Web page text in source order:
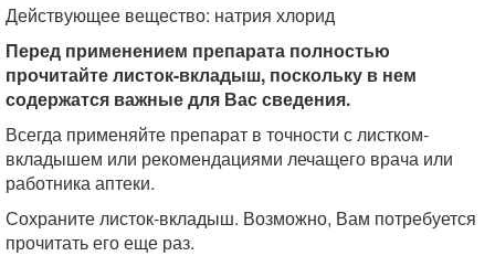
Действующее вещество: натрия хлорид
Перед применением препарата полностью
прочитайте листок-вкладыш, поскольку в нем
содержатся важные для Вас сведения.
Всегда применяйте препарат в точности с листком-
вкладышем или рекомендациями лечащего врача или
работника аптеки.
Сохраните листок-вкладыш. Возможно, Вам потребуется
прочитать его еще раз.